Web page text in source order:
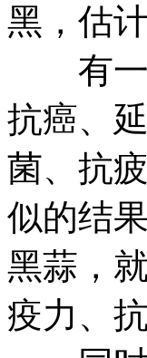
黑，估
有一
抗癌、
菌、抗
似的结
黑蒜，
疫力、